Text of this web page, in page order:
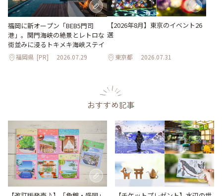
福岡に新オープン「BEB5門司
港」。関門海峡の絶景とレトロな
街並みに浸るトキメキ海峡ステイ
福岡県 [PR] 2026.07.29
【2026年8月】東京のイベント26
選
東京都 2026.07.31
おすすめ記事